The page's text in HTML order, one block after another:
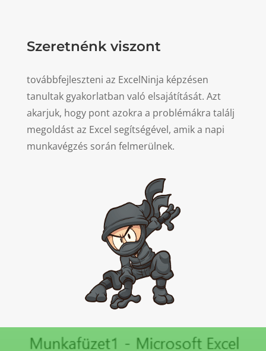
Szeretnénk viszont
továbbfejleszteni az ExcelNinja képzésen
tanultak gyakorlatban való elsajátítását. Azt
akarjuk, hogy pont azokra a problémákra találj
megoldást az Excel segítségével, amik a napi
munkavégzés során felmerülnek.